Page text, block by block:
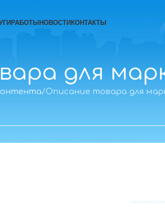
РАБОТЫНОВОСТИКОНТАКТЫ
для
Описание товара для